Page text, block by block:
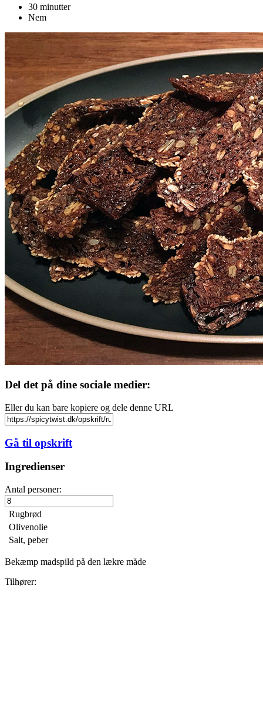
30 minutter
Nem
Del det på dine sociale medier:
Eller du kan bare kopiere og dele denne URL
Gå til opskrift
Ingredienser
Antal personer:
Rugbrød
Olivenolie
Salt, peber
Bekæmp madspild på den lækre måde
Tilhører: